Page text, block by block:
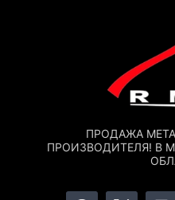
ПРОДАЖА
ПРОИЗВОДИТЕЛЯ! В